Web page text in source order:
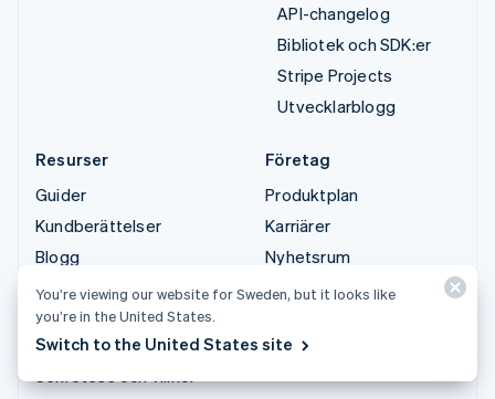
API-changelog
Bibliotek och SDK:er
Stripe Projects
Utvecklarblogg
Resurser
Guider
Kundberättelser
Blogg
Community
Sessions årliga
konferens
Företag
Produktplan
Karriärer
Nyhetsrum
Stripe Press
You’re viewing our website for Sweden, but it looks like
you’re in the United States.
Switch to the United States site